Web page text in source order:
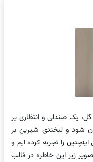
یک صندلی و انتظاری پر
شود و لبخندی شیرین بر
را تجربه کرده ایم و
زیر این خاطره در قالب